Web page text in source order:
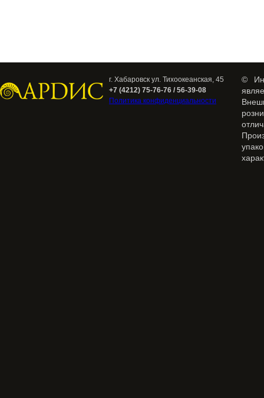
г. Хабаровск ул. Тихоокеанская, 45
+7 (4212) 75-76-76 / 56-39-08
Политика конфиденциальности
©